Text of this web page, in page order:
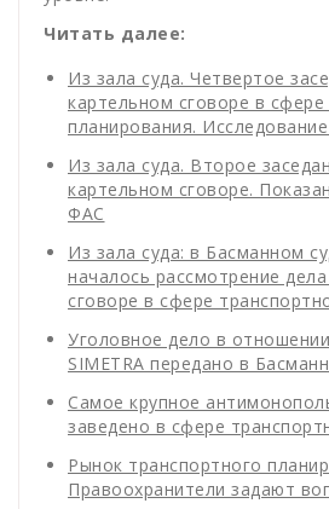
Читать далее:
Из зала суда. Четвертое
картельном сговоре в сфере
планирования.
Из зала суда. Второе
картельном сговоре.
ФАС
Из зала суда: в Басманном
началось рассмотрение
сговоре в сфере
Уголовное дело в
SIMETRA передано в
Самое крупное
заведено в сфере
Рынок транспортного
Правоохранители задают